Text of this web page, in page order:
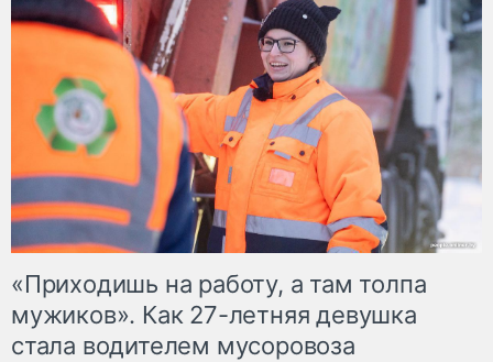
«Приходишь на работу, а там толпа
мужиков». Как 27-летняя девушка
стала водителем мусоровоза